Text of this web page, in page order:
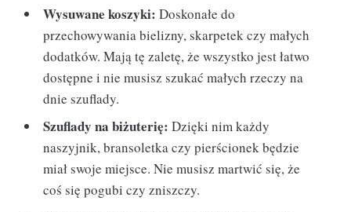
Wysuwane koszyki:Doskonałe do
przechowywania bielizny, skarpetek czy małych
dodatków. Mają tę zaletę, że wszystko jest łatwo
dostępne i nie musisz szukać małych rzeczy na
dnie szuflady.
Szuflady na biżuterię:Dzięki nim każdy
naszyjnik, bransoletka czy pierścionek będzie
miał swoje miejsce. Nie musisz martwić się, że
coś się pogubi czy zniszczy.